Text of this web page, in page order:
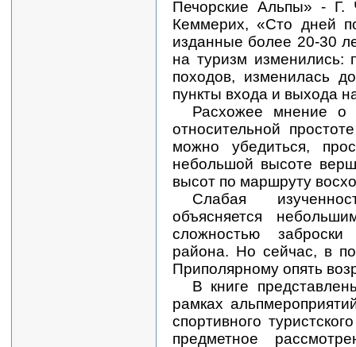
Печорские Альпы» -
Кеммерих, «Сто дней
изданные более 20-30
на туризм изменились:
походов, изменилась
пункты входа и выхода
Расхожее мнение о
относительной
можно убедиться,
небольшой высоте
высот по маршруту
Слабая
объясняется
сложностью
района. Но сейчас, в
Приполярному опять
В книге
рамках
спортивного
предметное